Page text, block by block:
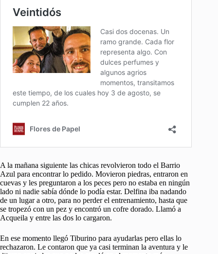
A la mañana siguiente las chicas revolvieron todo el Barrio
Azul para encontrar lo pedido. Movieron piedras, entraron en
cuevas y les preguntaron a los peces pero no estaba en ningún
lado ni nadie sabía dónde lo podía estar. Delfina iba nadando
de un lugar a otro, para no perder el entrenamiento, hasta que
se tropezó con un pez y encontró un cofre dorado. Llamó a
Acqueila y entre las dos lo cargaron.
En ese momento llegó Tiburino para ayudarlas pero ellas lo
rechazaron. Le contaron que ya casi terminan la aventura y le